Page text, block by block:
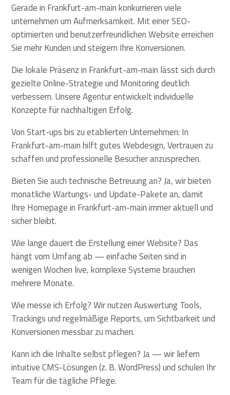
Gerade in Frankfurt-am-main konkurrieren viele
unternehmen um Aufmerksamkeit. Mit einer SEO-
optimierten und benutzerfreundlichen Website erreichen
Sie mehr Kunden und steigern Ihre Konversionen.
Die lokale Präsenz in Frankfurt-am-main lässt sich durch
gezielte Online-Strategie und Monitoring deutlich
verbessern. Unsere Agentur entwickelt individuelle
Konzepte für nachhaltigen Erfolg.
Von Start-ups bis zu etablierten Unternehmen: In
Frankfurt-am-main hilft gutes Webdesign, Vertrauen zu
schaffen und professionelle Besucher anzusprechen.
Bieten Sie auch technische Betreuung an? Ja, wir bieten
monatliche Wartungs- und Update-Pakete an, damit
Ihre Homepage in Frankfurt-am-main immer aktuell und
sicher bleibt.
Wie lange dauert die Erstellung einer Website? Das
hängt vom Umfang ab — einfache Seiten sind in
wenigen Wochen live, komplexe Systeme brauchen
mehrere Monate.
Wie messe ich Erfolg? Wir nutzen Auswertung Tools,
Trackings und regelmäßige Reports, um Sichtbarkeit und
Konversionen messbar zu machen.
Kann ich die Inhalte selbst pflegen? Ja — wir liefern
intuitive CMS-Lösungen (z. B. WordPress) und schulen Ihr
Team für die tägliche Pflege.